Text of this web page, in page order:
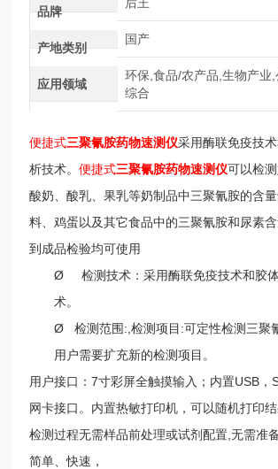
品牌
产地类别
国产
应用领域
环保,食品/农产品,生物产业,
综合
便捷式三聚氰胺药物速测仪采用酶联免疫技
析技术。便捷式三聚氰胺药物速测仪可以检
酸奶、酸乳、果乳等奶制品中三聚氰胺的含
料、鸡蛋以及其它食品中的三聚氰胺和尿素
到成品检验均可使用
Ø 检测技术：采用酶联免疫技术和胶
术。
Ø 检测范围:,检测项目:可定性检测三聚
用户需要扩充新的检测项目。
用户接口：7寸彩屏全触摸输入；内置USB，
网卡接口。内置热敏打印机，可以随机打印
检测过程无需样品前处理或试剂配置,无需准
简单、快速，